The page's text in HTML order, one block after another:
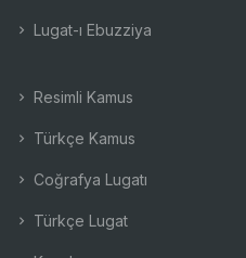
Lugat-ı Ebuzziya
Resimli Kamus
Türkçe Kamus
Coğrafya Lugatı
Türkçe Lugat